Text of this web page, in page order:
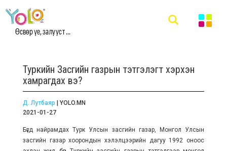
Өсвөр үе, залууст ...
Туркийн Засгийн газрын тэтгэлэгт хэрхэн
хамрагдах вэ?
Д. Лутбаяр | YOLO.MN
2021-01-27
Бүгд найрамдах Турк Улсын засгийн газар, Монгол Улсын
засгийн газар хоорондын хэлэлцээрийн дагуу 1992 оноос